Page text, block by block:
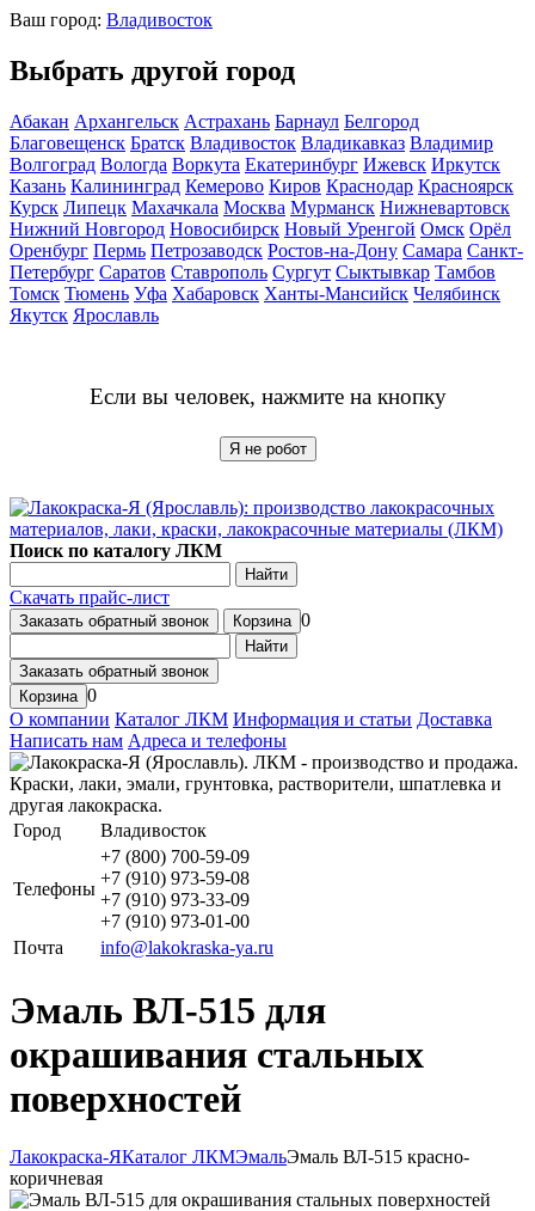
Ваш город: Владивосток
Выбрать другой город
Абакан Архангельск Астрахань Барнаул Белгород
Благовещенск Братск Владивосток Владикавказ Владимир
Волгоград Вологда Воркута Екатеринбург Ижевск Иркутск
Казань Калининград Кемерово Киров Краснодар Красноярск
Курск Липецк Махачкала Москва Мурманск Нижневартовск
Нижний Новгород Новосибирск Новый Уренгой Омск Орёл
Оренбург Пермь Петрозаводск Ростов-на-Дону Самара Санкт-
Петербург Саратов Ставрополь Сургут Сыктывкар Тамбов
Томск Тюмень Уфа Хабаровск Ханты-Мансийск Челябинск
Якутск Ярославль
Если вы человек, нажмите на кнопку
Я не робот
Поиск по каталогу ЛКМ
Найти
Скачать прайс-лист
Заказать обратный звонок Корзина 0
Найти
Заказать обратный звонок
Корзина 0
О компании Каталог ЛКМ Информация и статьи Доставка
Написать нам Адреса и телефоны
Город Владивосток
Телефоны
+7 (800) 700-59-09
+7 (910) 973-59-08
+7 (910) 973-33-09
+7 (910) 973-01-00
Почта
info@lakokraska-ya.ru
Эмаль ВЛ-515 для
окрашивания стальных
поверхностей
Лакокраска-ЯКаталог ЛКМЭмальЭмаль ВЛ-515 красно-
коричневая